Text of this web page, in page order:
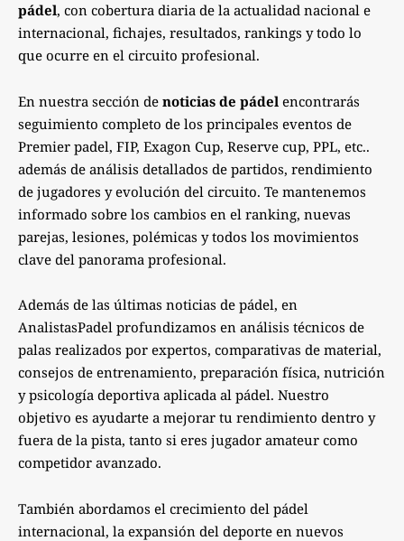
pádel, con cobertura diaria de la actualidad nacional e
internacional, fichajes, resultados, rankings y todo lo
que ocurre en el circuito profesional.
En nuestra sección de noticias de pádel encontrarás
seguimiento completo de los principales eventos de
Premier padel, FIP, Exagon Cup, Reserve cup, PPL, etc..
además de análisis detallados de partidos, rendimiento
de jugadores y evolución del circuito. Te mantenemos
informado sobre los cambios en el ranking, nuevas
parejas, lesiones, polémicas y todos los movimientos
clave del panorama profesional.
Además de las últimas noticias de pádel, en
AnalistasPadel profundizamos en análisis técnicos de
palas realizados por expertos, comparativas de material,
consejos de entrenamiento, preparación física, nutrición
y psicología deportiva aplicada al pádel. Nuestro
objetivo es ayudarte a mejorar tu rendimiento dentro y
fuera de la pista, tanto si eres jugador amateur como
competidor avanzado.
También abordamos el crecimiento del pádel
internacional, la expansión del deporte en nuevos